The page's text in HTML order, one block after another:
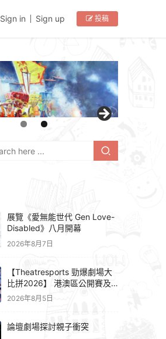
Sign in Sign up 投稿
展覽《愛無能世代 Gen Love-
Disabled》八月開幕
2026年8月7日
【Theatresports 勁爆劇場大
比拼2026】 港澳區公開賽及
亞洲聯賽賽果
2026年8月5日
論壇劇場探討親子衝突